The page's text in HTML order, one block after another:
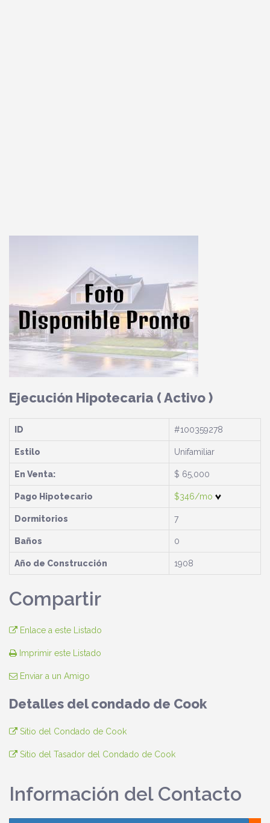
Ejecución Hipotecaria ( Activo )
ID #100359278
Estilo Unifamiliar
En Venta: $ 65,000
Pago Hipotecario $346/mo
Dormitorios 7
Baños 0
Año de Construcción 1908
Compartir
Enlace a este Listado
Imprimir este Listado
Enviar a un Amigo
Detalles del condado de Cook
Sitio del Condado de Cook
Sitio del Tasador del Condado de Cook
Información del Contacto